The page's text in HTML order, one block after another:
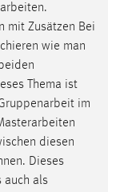
mit Zusätzen Bei
wie man
Thema ist
im
diesen
Dieses
auch als
mibew-
zu können.
= 3